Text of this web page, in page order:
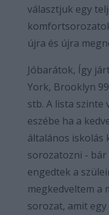
választjuk egy
újra és újra
Jóbarátok, Így
York, Brooklyn
stb. A lista szinte
eszébe ha a
általános iskolás
sorozatozni -
engedtek a
megkedveltem a
sorozat, amit